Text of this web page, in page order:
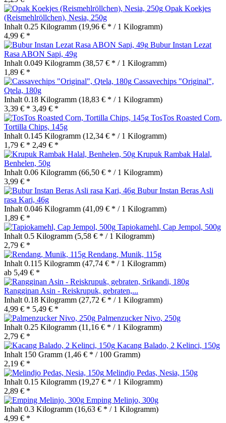
Opak Koekjes
(Reismehlröllchen), Nesia, 250g
Inhalt 0.25 Kilogramm (19,96 € * / 1 Kilogramm)
4,99 € *
Bubur Instan Lezat
Rasa ABON Sapi, 49g
Inhalt 0.049 Kilogramm (38,57 € * / 1 Kilogramm)
1,89 € *
Cassavechips "Original",
Qtela, 180g
Inhalt 0.18 Kilogramm (18,83 € * / 1 Kilogramm)
3,39 € * 3,49 € *
TosTos Roasted Corn,
Tortilla Chips, 145g
Inhalt 0.145 Kilogramm (12,34 € * / 1 Kilogramm)
1,79 € * 2,49 € *
Krupuk Rambak Halal,
Benhelen, 50g
Inhalt 0.06 Kilogramm (66,50 € * / 1 Kilogramm)
3,99 € *
Bubur Instan Beras Asli
rasa Kari, 46g
Inhalt 0.046 Kilogramm (41,09 € * / 1 Kilogramm)
1,89 € *
Tapiokamehl, Cap Jempol, 500g
Inhalt 0.5 Kilogramm (5,58 € * / 1 Kilogramm)
2,79 € *
Rendang, Munik, 115g
Inhalt 0.115 Kilogramm (47,74 € * / 1 Kilogramm)
ab 5,49 € *
Rangginan Asin - Reiskrupuk, gebraten,...
Inhalt 0.18 Kilogramm (27,72 € * / 1 Kilogramm)
4,99 € * 5,49 € *
Palmenzucker Nivo, 250g
Inhalt 0.25 Kilogramm (11,16 € * / 1 Kilogramm)
2,79 € *
Kacang Balado, 2 Kelinci, 150g
Inhalt 150 Gramm (1,46 € * / 100 Gramm)
2,19 € *
Melindjo Pedas, Nesia, 150g
Inhalt 0.15 Kilogramm (19,27 € * / 1 Kilogramm)
2,89 € *
Emping Melinjo, 300g
Inhalt 0.3 Kilogramm (16,63 € * / 1 Kilogramm)
4,99 € *